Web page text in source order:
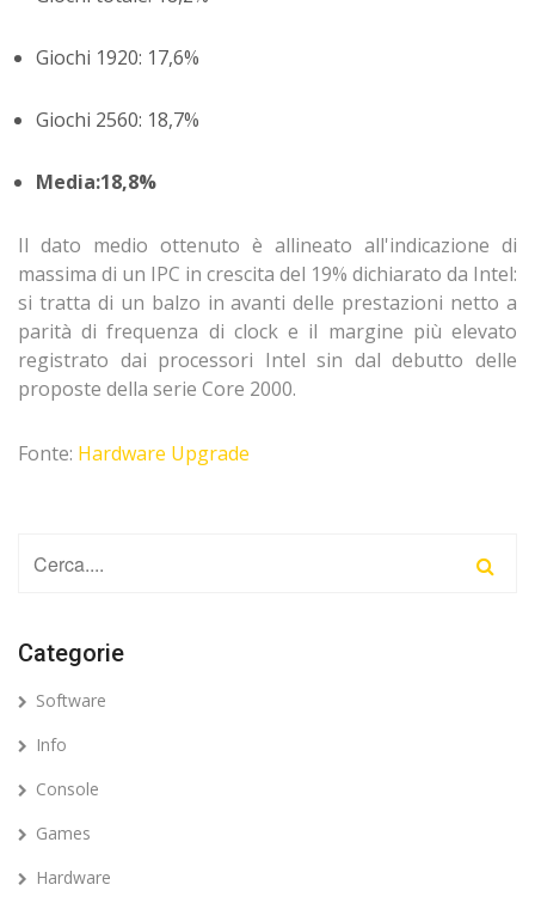
Giochi 1920: 17,6%
Giochi 2560: 18,7%
Media:18,8%
Il dato medio ottenuto è allineato all'indicazione di
massima di un IPC in crescita del 19% dichiarato da Intel:
si tratta di un balzo in avanti delle prestazioni netto a
parità di frequenza di clock e il margine più elevato
registrato dai processori Intel sin dal debutto delle
proposte della serie Core 2000.
Fonte: Hardware Upgrade
Categorie
Software
Info
Console
Games
Hardware